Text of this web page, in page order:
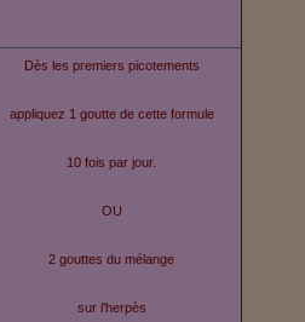
Dès les premiers picotements
appliquez 1 goutte de cette formule
10 fois par jour.
OU
2 gouttes du mélange
sur l’herpès